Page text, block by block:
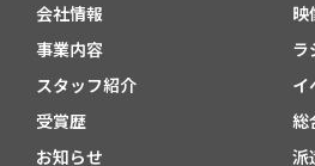
会社情報
事業内容
スタッフ紹介
受賞歴
お知らせ
映
ラ
イ
総
派